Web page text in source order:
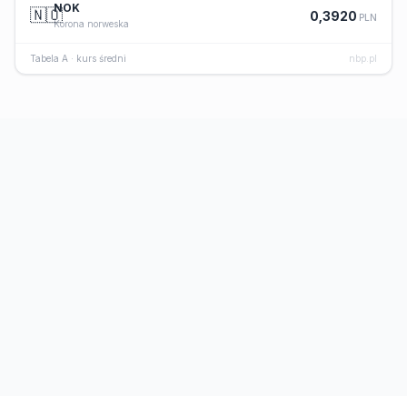
🇳🇴NOK
Korona norweska
0,3920 PLN
Tabela A · kurs średni nbp.pl